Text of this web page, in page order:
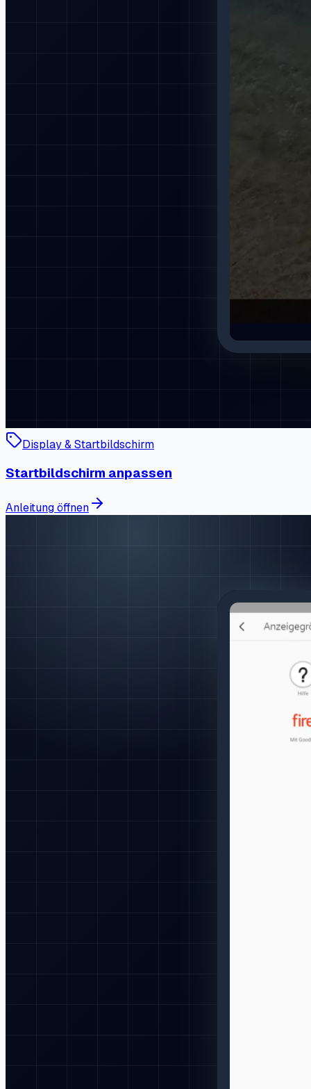
Display & Startbildschirm
Startbildschirm anpassen
Anleitung öffnen